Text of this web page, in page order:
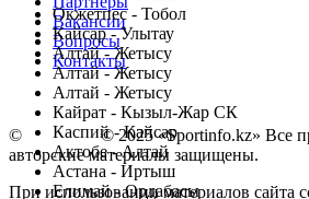
Окжетпес - Тобол
Кайсар - Улытау
Алтай - Жетысу
Алтай - Жетысу
Алтай - Жетысу
Кайрат - Кызыл-Жар СК
Каспий - Кайсар
Актобе - Алтай
Астана - Иртыш
Елимай - Ордабасы
Вакансии
Вопросы
Контакты
© Copyright© 2025 «Sportinfo.kz» Все
авторские материалы защищены.
При использовании материалов сайта